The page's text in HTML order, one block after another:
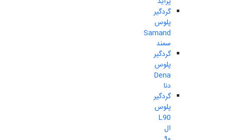
گردگیر
پلوس
Samand
سمند
گردگیر
پلوس
Dena
دنا
گردگیر
پلوس
L90
ال